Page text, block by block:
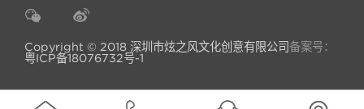
Copyright © 2018 深圳市炫之风文化创意有限公司 备案号：
粤ICP备18076732号-1